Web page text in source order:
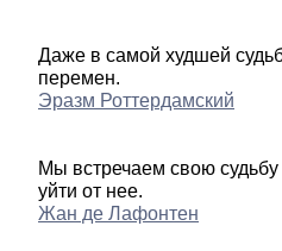
Даже в самой худшей
перемен.
Эразм Роттердамский
Мы встречаем свою
уйти от нее.
Жан де Лафонтен